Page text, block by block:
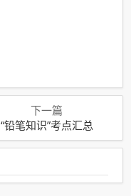
下一篇
“铅笔知识”考点汇总